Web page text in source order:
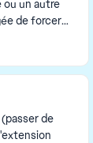
ou un autre
de forcer
de